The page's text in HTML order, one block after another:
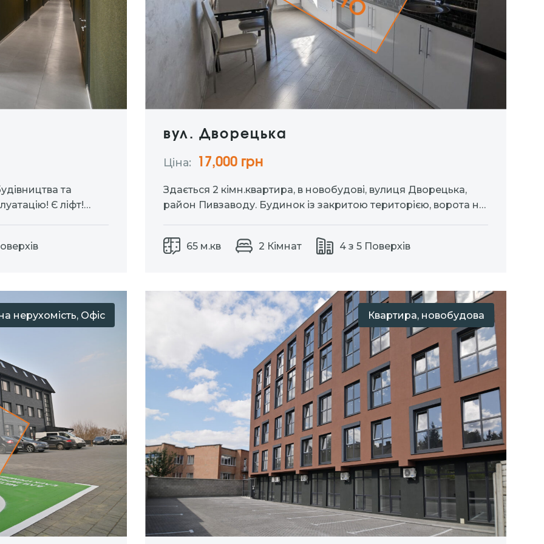
та
Є ліфт!
підлоги).
каналізації + трап
вул. Дворецька
Ціна: 17,000 грн
Здається 2 кімн.квартира, в новобудові, вулиця Дворецька,
район Пивзаводу. Будинок із закритою територією, ворота на
ремонтом, повністю укомплектована меблями та технікою.
Два балкона. Великі шафи! Сигналізація! Ціна – 17
65 м.кв 2 Кімнат 4 з 5 Поверхів
нерухомість, Офіс Квартира, новобудова